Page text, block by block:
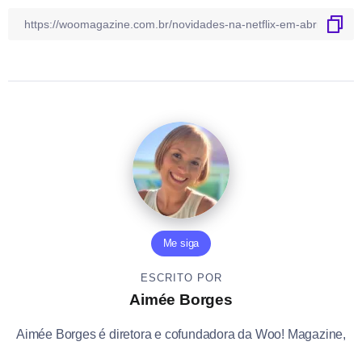
Me siga
ESCRITO POR
Aimée Borges
Aimée Borges é diretora e cofundadora da Woo! Magazine,